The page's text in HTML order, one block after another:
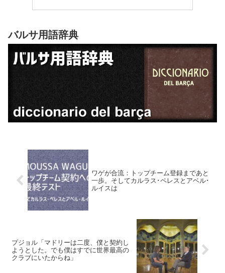
バルサ用語辞典
ワゲが合流：トップチーム登録まであと
一歩。そしてカルラス･ペレスとアベル･
ルイスは
プジョル「マドリーは二度、僕と契約し
ようとした。でも僕はすでに世界最高の
クラブにいたからね」